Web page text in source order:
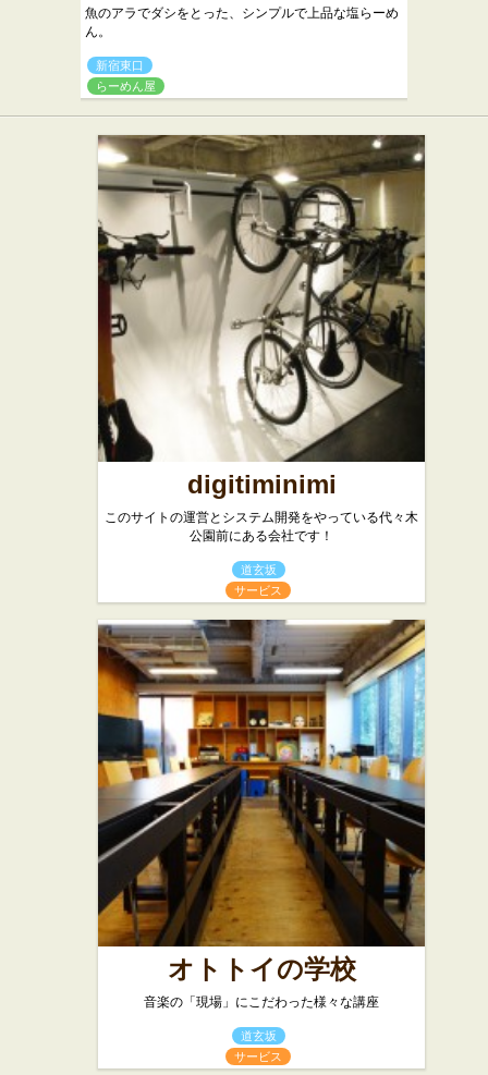
魚のアラでダシをとった、シンプルで上品な塩らーめ
ん。
新宿東口
らーめん屋
digitiminimi
このサイトの運営とシステム開発をやっている代々木
公園前にある会社です！
道玄坂
サービス
オトトイの学校
音楽の「現場」にこだわった様々な講座
道玄坂
サービス